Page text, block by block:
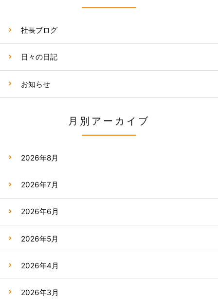
社長ブログ
日々の日記
お知らせ
月別アーカイブ
2026年8月
2026年7月
2026年6月
2026年5月
2026年4月
2026年3月